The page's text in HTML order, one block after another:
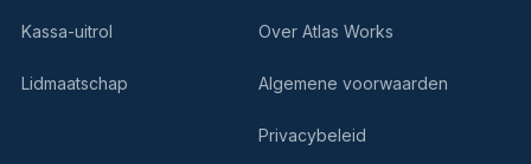
Kassa-uitrol
Lidmaatschap
Over Atlas Works
Algemene voorwaarden
Privacybeleid